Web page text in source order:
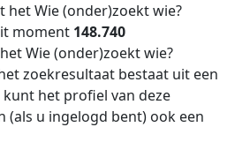
het Wie (onder)zoekt wie?
moment 148.740
Wie (onder)zoekt wie?
zoekresultaat bestaat uit een
het profiel van deze
(als u ingelogd bent) ook een